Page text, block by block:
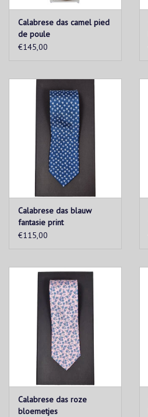
Calabrese das camel pied
de poule
€145,00
Calabrese das blauw
fantasie print
€115,00
Calabrese das roze
bloemetjes